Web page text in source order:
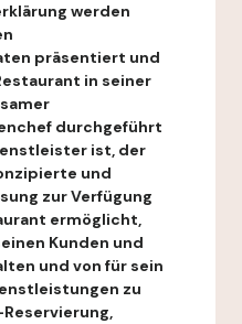
werden
präsentiert und
in seiner
durchgeführt
ist, der
und
zur Verfügung
ermöglicht,
Kunden und
und von für sein
zu